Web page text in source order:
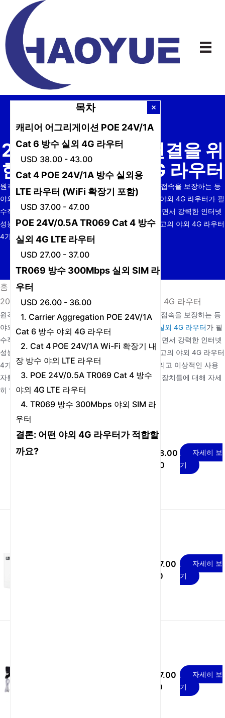
로
건
기
2025년 안정적인 연결을 위
한 최고의 실외용 4G 라우터
원격 근무, 야외 감시, 또는 열악한 환경에서 인터넷 접속을 보장하는 등
야외에서 연결을 유지해야 하는 상황이라면 고품질 야외 4G 라우터가 필
수적입니다. 이러한 장치는 혹독한 기상 조건을 견디면서 강력한 인터넷
성능을 제공하도록 설계되었습니다. 이 글에서는 최고의 야외 4G 라우터
4가지를 살펴보겠습니다,…
홈 뉴스
2025년 안정적인 연결을 위한 최고의 실외용 4G 라우터
목차
캐리어 어그리게이션 POE 24V/1A
Cat 6 방수 실외 4G 라우터
USD 38.00 - 43.00
Cat 4 POE 24V/1A 방수 실외용
LTE 라우터 (WiFi 확장기 포함)
USD 37.00 - 47.00
POE 24V/0.5A TR069 Cat 4 방수
실외 4G LTE 라우터
USD 27.00 - 37.00
TR069 방수 300Mbps 실외 SIM 라
우터
USD 26.00 - 36.00
1. Carrier Aggregation POE 24V/1A
Cat 6 방수 야외 4G 라우터
2. Cat 4 POE 24V/1A Wi-Fi 확장기 내
장 방수 야외 LTE 라우터
3. POE 24V/0.5A TR069 Cat 4 방수
야외 4G LTE 라우터
4. TR069 방수 300Mbps 야외 SIM 라
우터
결론: 어떤 야외 4G 라우터가 적합할
까요?
원격 근무, 야외 감시, 또는 열악한 환경에서 인터넷 접속을 보장하는 등
야외에서 연결을 유지해야 하는 상황이라면 고품질
실외 4G 라우터가 필
수적입니다. 이러한 장치는 혹독한 기상 조건을 견디면서 강력한 인터넷
성능을 제공하도록 설계되었습니다. 이 글에서는 최고의 야외 4G 라우터
4가지를 살펴보고, 각 제품의 뛰어난 기능, 장점, 그리고 이상적인 사용
자를 중점적으로 소개합니다. 이 견고하고 고성능인 장치들에 대해 자세
히 알아보겠습니다.
USD 38.00
- 43.00
자세히 보
기
USD 37.00
- 47.00
자세히 보
기
USD 27.00
- 37.00
자세히 보
기